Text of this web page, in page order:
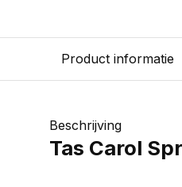
Product informatie
Beschrijving
Tas Carol